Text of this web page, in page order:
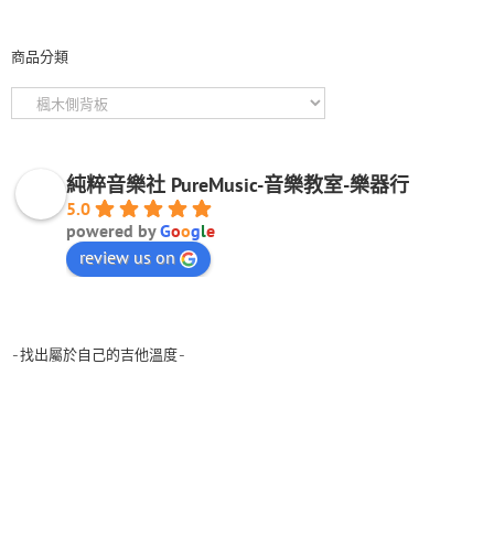
商品分類
純粹音樂社 PureMusic-音樂教室-樂器行
5.0
powered byGoogle
review us on
-找出屬於自己的吉他溫度-